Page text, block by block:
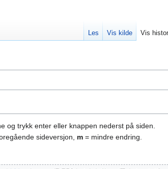
og trykk enter eller knappen nederst på siden.
sideversjon, m = mindre endring.
Les Vis kilde Vis